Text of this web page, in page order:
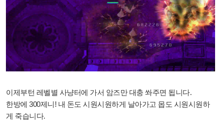
이제부턴 레벨별 사냥터에 가서 암즈만 대충 쏴주면 됩니다.
한방에 300제니! 내 돈도 시원시원하게 날아가고 몹도 시원시원하
게 죽습니다.